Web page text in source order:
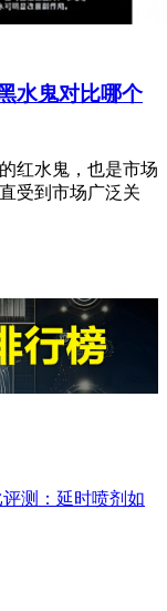
水鬼对比哪个
红水鬼，也是市场
受到市场广泛关
测：延时喷剂如